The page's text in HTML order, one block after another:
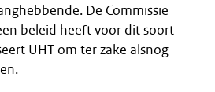
De Commissie
beleid heeft voor dit soort
UHT om ter zake alsnog